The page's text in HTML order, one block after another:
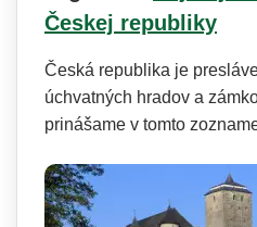
Českej republiky
Česká republika je
úchvatných hradov a
prinášame v tomto